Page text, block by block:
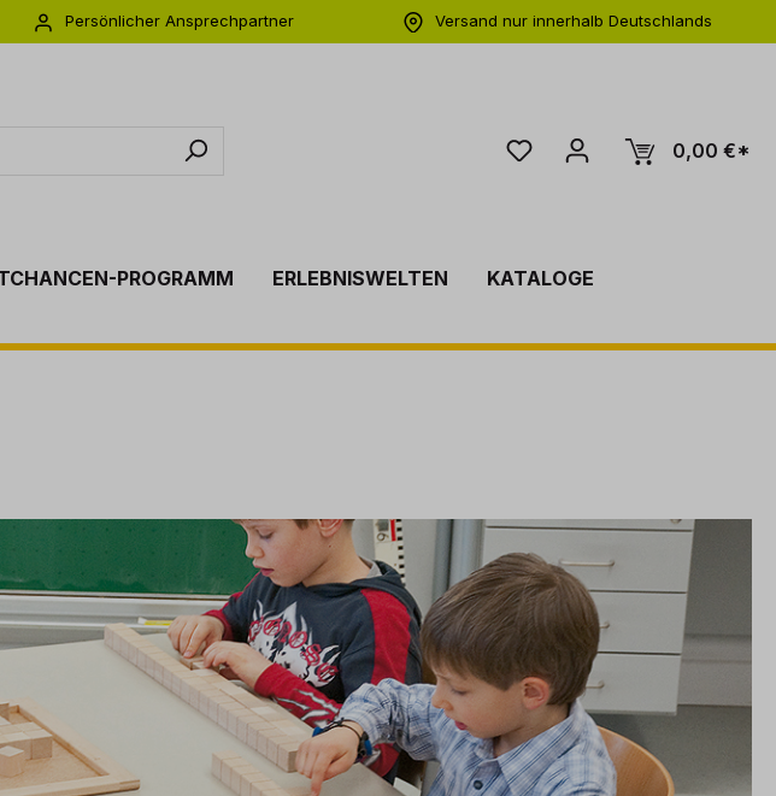
Persönlicher Ansprechpartner
Versand nur innerhalb Deutschlands
0,00 €*
PROGRAMM ERLEBNISWELTEN
KATALOGE